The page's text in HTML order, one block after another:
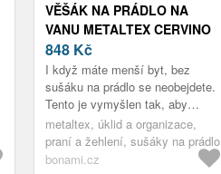
VĚŠÁK NA PRÁDLO NA
VANU METALTEX CERVINO
848 Kč
I když máte menší byt, bez
sušáku na prádlo se neobejdete.
Tento je vymyšlen tak, aby
nezabral zbytečné a drahocenné
místo, ale zároveň poskytl
kom...
metaltex, úklid a organizace,
praní a žehlení, sušáky na prádlo
bonami.cz